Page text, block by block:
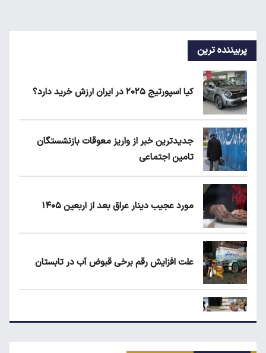
پربیننده ترین
کیا اسپورتیج ۲۰۲۵ در ایران ارزش خرید دارد؟
جدیدترین خبر از واریز معوقات بازنشستگان
تامین اجتماعی
مورد عجیب دینار عراق بعد از اربعین ۱۴۰۵
علت افزایش رقم برخی قبوض آب در تابستان
مرغ گران می‌شود